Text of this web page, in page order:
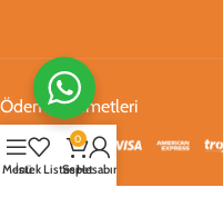
Ödeme Hizmetleri
Menüİstek Listesi
0
SepetHesabım